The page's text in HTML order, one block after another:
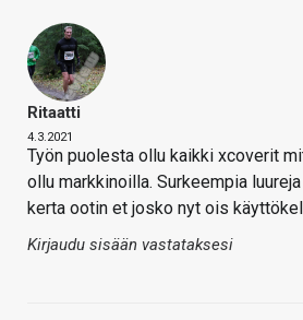
Ritaatti
4.3.2021
Työn puolesta ollu kaikki xcoverit
ollu markkinoilla. Surkeempia
kerta ootin et josko nyt ois
Kirjaudu sisään vastataksesi